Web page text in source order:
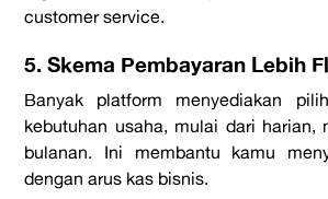
customer service
5. Skema Pembayaran Lebih
Banyak platform menyediakan
kebutuhan usaha, mulai dari harian,
bulanan. Ini membantu kamu
dengan arus kas bisnis.